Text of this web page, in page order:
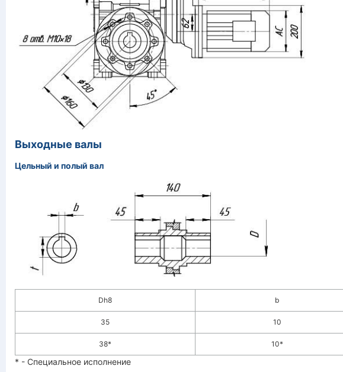
Выходные валы
Цельный и полый вал
Dh8 b
35 10
38* 10*
* - Специальное исполнение